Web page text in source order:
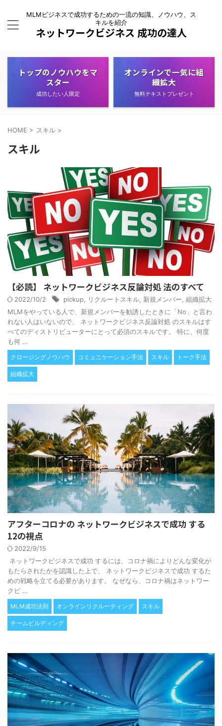
MLMビジネスで成功するための一流の知識、ノウハウ、ス
キルを紹介
ネットワークビジネス 成功の達人
トップのノウハウをマ
スター
成功したい人限定
オンラインで一気に組
織拡大
無料テキストプレゼント
HOME > スキル >
スキル
【必読】 ネットワークビジネス反論対処 法のすべて
2022/10/2 pickup, リクルートスキル, 新規メンバー, 組織拡大
MLMをやっている人で、新規メンバーを勧誘したときに「No」と言わ
れない人はいないので、 ネットワークビジネス反論対処 のスキルはす
べてのディストリビューターにとって必須のスキルです。 特に、何度
も何 ...
クロージングノウハウ コミュニケーション手法 スキル トーク手法
組織拡大
アフターコロナの ネットワークビジネスで成功 する
12の視点
2022/9/15
ネットワークビジネスで成功 するには、コロナ禍によりどんな変化が
もたらされたかを認識した上で、 ネットワークビジネスで成功 するた
めの戦略を立てる必要があります。 なぜなら、コロナ禍はネットワー
クビ ...
MLM成功法則 オンラインリクルーティング スキル
チームビルディング